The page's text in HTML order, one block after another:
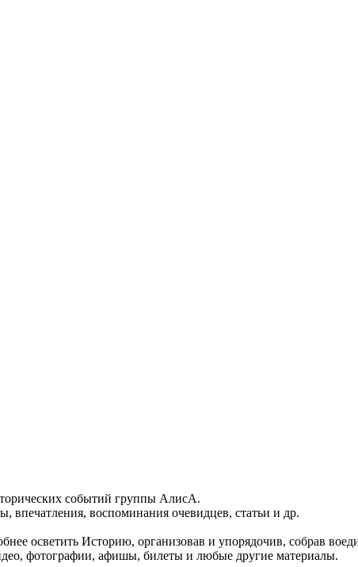
событий группы АлисА.
воспоминания очевидцев, статьи и др.
осветить Историю, организовав и упорядочив, собрав
фотографии, афишы, билеты и любые другие материалы.